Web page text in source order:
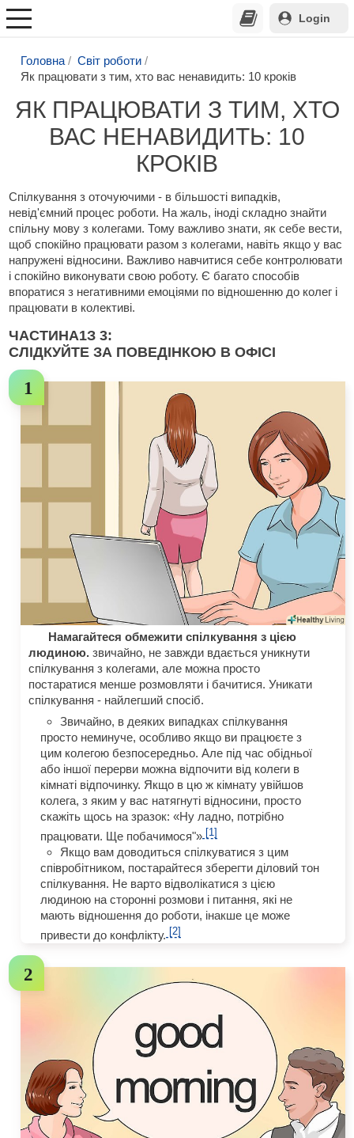
Login
Головна
Світ роботи
Як працювати з тим, хто вас ненавидить: 10 кроків
ЯК ПРАЦЮВАТИ З ТИМ, ХТО
ВАС НЕНАВИДИТЬ: 10
КРОКІВ
Спілкування з оточуючими - в більшості випадків,
невід'ємний процес роботи. На жаль, іноді складно знайти
спільну мову з колегами. Тому важливо знати, як себе вести,
щоб спокійно працювати разом з колегами, навіть якщо у вас
напружені відносини. Важливо навчитися себе контролювати
і спокійно виконувати свою роботу. Є багато способів
впоратися з негативними емоціями по відношенню до колег і
працювати в колективі.
ЧАСТИНА1З 3:
СЛІДКУЙТЕ ЗА ПОВЕДІНКОЮ В ОФІСІ
Намагайтеся обмежити спілкування з цією
людиною. звичайно, не завжди вдається уникнути
спілкування з колегами, але можна просто
постаратися менше розмовляти і бачитися. Уникати
спілкування - найлегший спосіб.
Звичайно, в деяких випадках спілкування
просто неминуче, особливо якщо ви працюєте з
цим колегою безпосередньо. Але під час обідньої
або іншої перерви можна відпочити від колеги в
кімнаті відпочинку. Якщо в цю ж кімнату увійшов
колега, з яким у вас натягнуті відносини, просто
скажіть щось на зразок: «Ну ладно, потрібно
працювати. Ще побачимося"» [1]
Якщо вам доводиться спілкуватися з цим
співробітником, постарайтеся зберегти діловий тон
спілкування. Не варто відволікатися з цією
людиною на сторонні розмови і питання, які не
мають відношення до роботи, інакше це може
привести до конфлікту. [2]